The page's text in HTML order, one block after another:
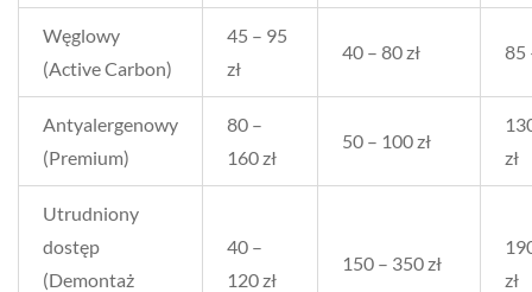
Węglowy
(Active Carbon)
45 – 95
zł
40 – 80 zł 85
Antyalergenowy
(Premium)
80 –
160 zł
50 – 100 zł
zł
Utrudniony
dostęp
(Demontaż
40 –
120 zł
150 – 350 zł
zł